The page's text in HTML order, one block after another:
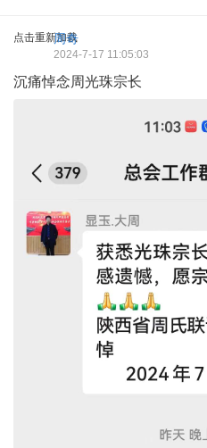
点击重新加载
周奇
2024-7-17 11:05:03
沉痛悼念周光珠宗长